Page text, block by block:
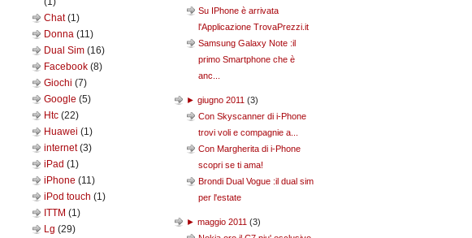
Chat(1)
Donna (11)
Dual Sim (16)
Facebook (8)
Giochi (7)
Google (5)
Htc (22)
Huawei (1)
internet(3)
iPad (1)
iPhone (11)
iPod touch (1)
ITTM (1)
Lg (29)
Su IPhone è arrivata
l'Applicazione TrovaPrezzi.it
Samsung Galaxy Note :il
primo Smartphone che è
anc...
► giugno 2011 (3)
Con Skyscanner di i-Phone
trovi voli e compagnie a...
Con Margherita di i-Phone
scopri se ti ama!
Brondi Dual Vogue :il dual sim
per l'estate
► maggio 2011 (3)